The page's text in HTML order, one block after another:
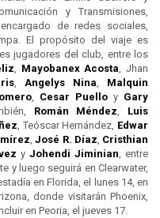
y Transmisiones,
de redes sociales,
El propósito del viaje es
jugadores del club, entre los
, Mayobanex Acosta, Jhan
, Angelys Nina, Malquin
, Cesar Puello y Gary
Román Méndez, Luis
, Teóscar Hernández, Edwar
,José R. Díaz, Cristhian
y Johendi Jiminian, entre
y luego seguirá en Clearwater,
en Florida, el lunes 14, en
donde visitarán Phoenix,
en Peoria, el jueves 17.